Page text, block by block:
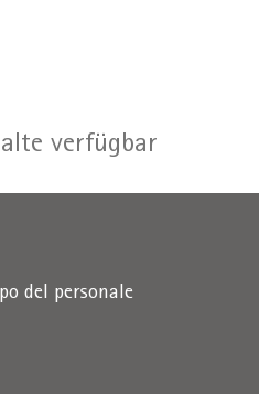
verfügbar
del personale